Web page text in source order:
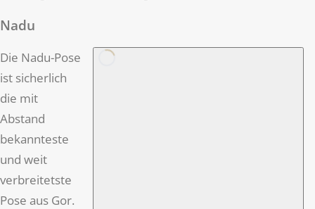
Nadu
Die Nadu-Pose
ist sicherlich
die mit
Abstand
bekannteste
und weit
verbreitetste
Pose aus Gor.